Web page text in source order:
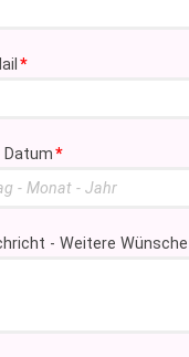
*
Datum*
- Weitere Wünsche